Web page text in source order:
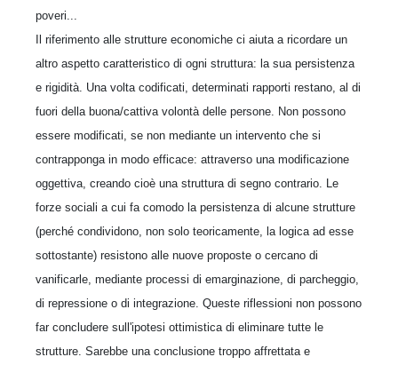
poveri...
Il riferimento alle strutture economiche ci aiuta a ricordare un
altro aspetto caratteristico di ogni struttura: la sua persistenza
e rigidità. Una volta codificati, determinati rapporti restano, al di
fuori della buona/cattiva volontà delle persone. Non possono
essere modificati, se non mediante un intervento che si
contrapponga in modo efficace: attraverso una modificazione
oggettiva, creando cioè una struttura di segno contrario. Le
forze sociali a cui fa comodo la persistenza di alcune strutture
(perché condividono, non solo teoricamente, la logica ad esse
sottostante) resistono alle nuove proposte o cercano di
vanificarle, mediante processi di emarginazione, di parcheggio,
di repressione o di integrazione. Queste riflessioni non possono
far concludere sull'ipotesi ottimistica di eliminare tutte le
strutture. Sarebbe una conclusione troppo affrettata e